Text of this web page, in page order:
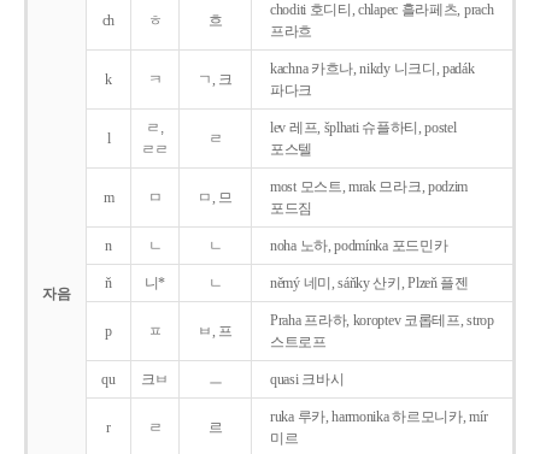
자음
ch ㅎ 흐
choditi 호디티, chlapec 흘라페츠, prach
프라흐
k ㅋ ㄱ, 크
kachna 카흐나, nikdy 니크디, padák
파다크
l
ㄹ,
ㄹㄹ
ㄹ
lev 레프, šplhati 슈플하티, postel
포스텔
m ㅁ ㅁ, 므
most 모스트, mrak 므라크, podzim
포드짐
n ㄴ ㄴ noha 노하, podmínka 포드민카
ň 니* ㄴ němý 네미, sáňky 산키, Plzeň 플젠
p ㅍ ㅂ, 프
Praha 프라하, koroptev 코롭테프, strop
스트로프
qu 크ㅂ ㅡ quasi 크바시
r ㄹ 르
ruka 루카, harmonika 하르모니카, mír
미르